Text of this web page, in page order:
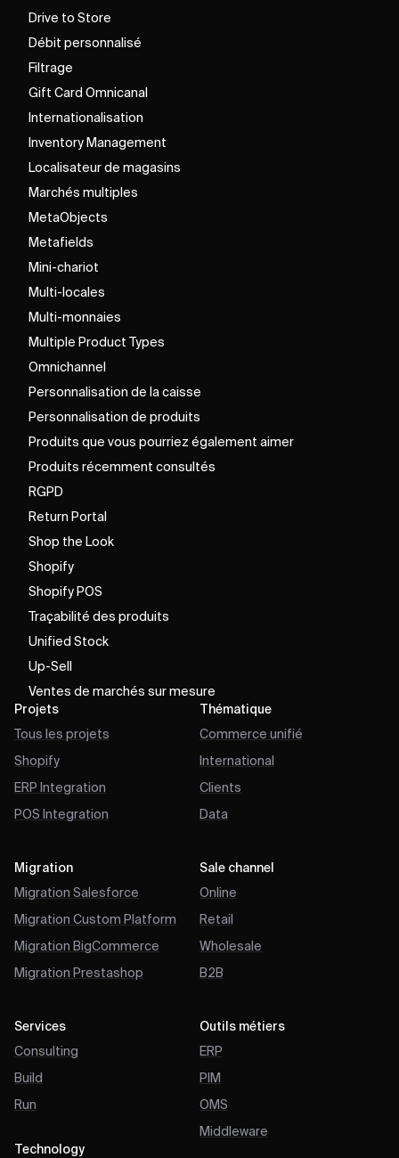
Drive to Store
Débit personnalisé
Filtrage
Gift Card Omnicanal
Internationalisation
Inventory Management
Localisateur de magasins
Marchés multiples
MetaObjects
Metafields
Mini-chariot
Multi-locales
Multi-monnaies
Multiple Product Types
Omnichannel
Personnalisation de la caisse
Personnalisation de produits
Produits que vous pourriez également aimer
Produits récemment consultés
RGPD
Return Portal
Shop the Look
Shopify
Shopify POS
Traçabilité des produits
Unified Stock
Up-Sell
Ventes de marchés sur mesure
Projets
Tous les projets
Shopify
ERP Integration
POS Integration
Migration
Migration Salesforce
Migration Custom Platform
Migration BigCommerce
Migration Prestashop
Services
Consulting
Build
Run
Thématique
Commerce unifié
International
Clients
Data
Sale channel
Online
Retail
Wholesale
B2B
Outils métiers
ERP
PIM
OMS
Middleware
Technology